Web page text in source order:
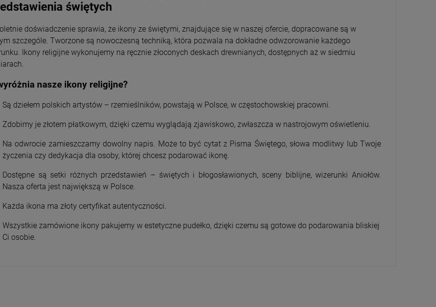
świętych
doświadczenie sprawia, że ikony ze świętymi, znajdujące się w naszej ofercie, dopracowane są w
szczególe. Tworzone są nowoczesną techniką, która pozwala na dokładne odwzorowanie każdego
Ikony religijne wykonujemy na ręcznie złoconych deskach drewnianych, dostępnych aż w siedmiu
nasze ikony religijne?
Są dziełem polskich artystów – rzemieślników, powstają w Polsce, w częstochowskiej pracowni.
Zdobimy je złotem płatkowym, dzięki czemu wyglądają zjawiskowo, zwłaszcza w nastrojowym oświetleniu.
Na odwrocie zamieszczamy dowolny napis. Może to być cytat z Pisma Świętego, słowa modlitwy lub Twoje
życzenia czy dedykacja dla osoby, której chcesz podarować ikonę.
Dostępne są setki różnych przedstawień – świętych i błogosławionych, sceny biblijne, wizerunki Aniołów.
Nasza oferta jest największą w Polsce.
Każda ikona ma złoty certyfikat autentyczności.
Wszystkie zamówione ikony pakujemy w estetyczne pudełko, dzięki czemu są gotowe do podarowania bliskiej
Ci osobie.